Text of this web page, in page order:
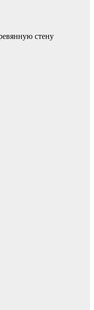
стену